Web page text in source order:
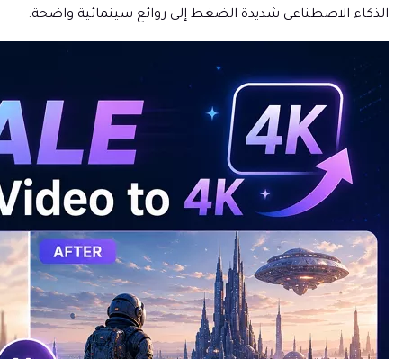
الذكاء الاصطناعي شديدة الضغط إلى روائع سينمائية واضحة.